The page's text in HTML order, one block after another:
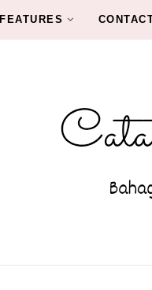
FEATURES